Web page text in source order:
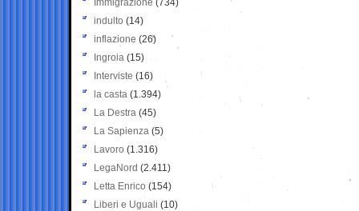
Immigrazione (734)
indulto (14)
inflazione (26)
Ingroia (15)
Interviste (16)
la casta (1.394)
La Destra (45)
La Sapienza (5)
Lavoro (1.316)
LegaNord (2.411)
Letta Enrico (154)
Liberi e Uguali (10)